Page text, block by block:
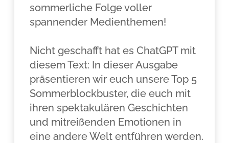
sommerliche Folge voller
spannender Medienthemen!
Nicht geschafft hat es ChatGPT mit
diesem Text: In dieser Ausgabe
präsentieren wir euch unsere Top 5
Sommerblockbuster, die euch mit
ihren spektakulären Geschichten
und mitreißenden Emotionen in
eine andere Welt entführen werden.